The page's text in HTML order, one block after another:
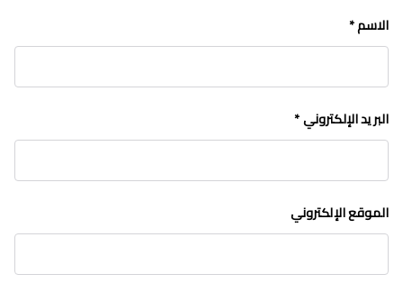
الاسم*
البريد الإلكتروني*
الموقع الإلكتروني